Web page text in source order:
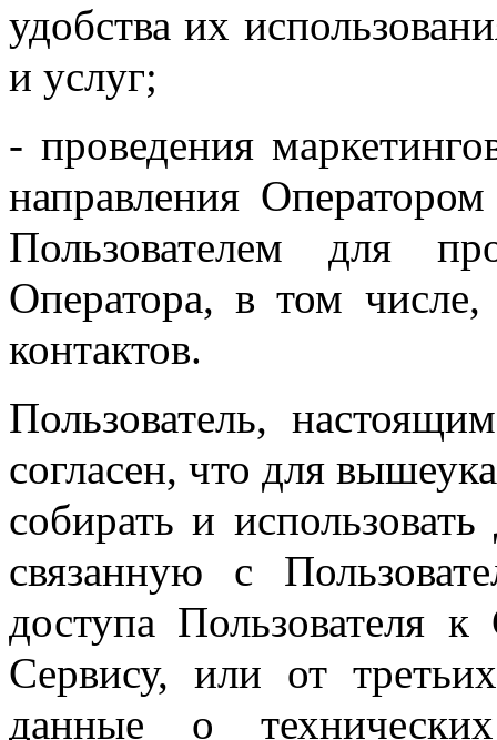
удобства их
и услуг;
- проведения
направления
Пользователем для
Оператора, в том
контактов.
Пользователь,
согласен, что для
собирать и
связанную с
доступа Пользователя
Сервису, или от
данные о